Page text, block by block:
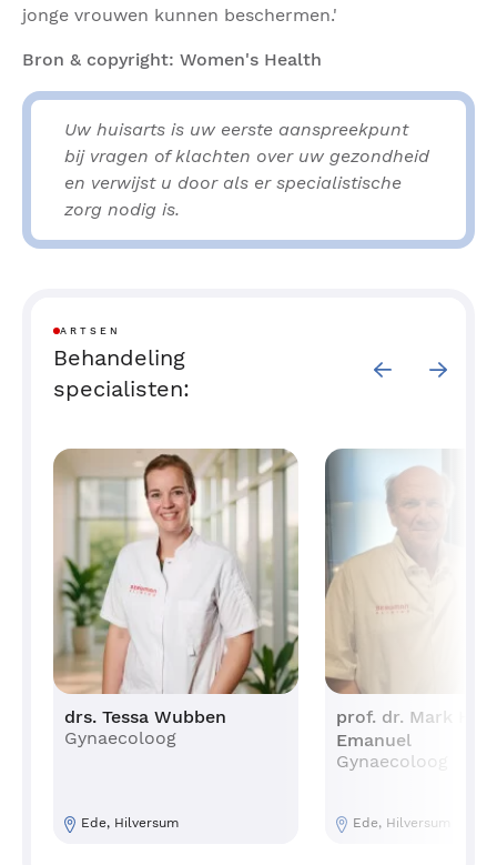
jonge vrouwen kunnen beschermen.'
Bron & copyright: Women's Health
Uw huisarts is uw eerste aanspreekpunt
bij vragen of klachten over uw gezondheid
en verwijst u door als er specialistische
zorg nodig is.
ARTSEN
Behandeling
specialisten:
drs. Tessa Wubben
Gynaecoloog
Ede, Hilversum
prof. dr. Mark
Emanuel
Gynaecoloog
Ede, Hilversum